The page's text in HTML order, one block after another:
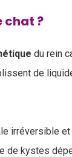
chat ?
du rein
de
irréversible et
de kystes